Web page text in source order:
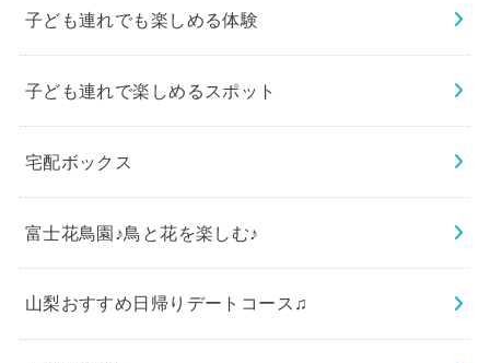
子ども連れでも楽しめる体験
子ども連れで楽しめるスポット
宅配ボックス
富士花鳥園♪鳥と花を楽しむ♪
山梨おすすめ日帰りデートコース♫